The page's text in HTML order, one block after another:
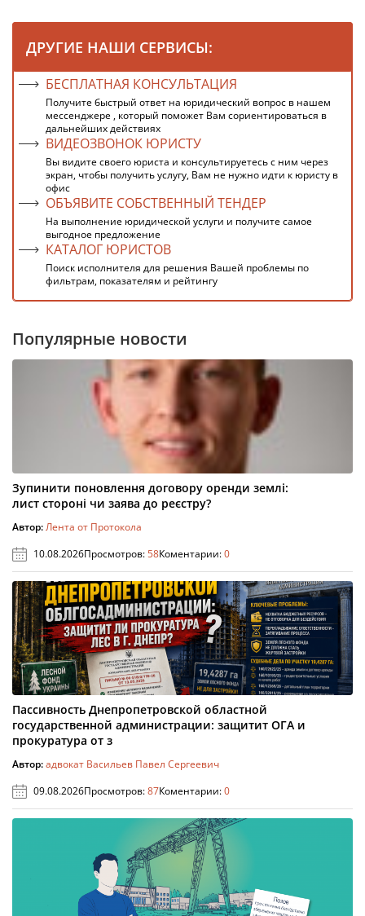
ДРУГИЕ НАШИ СЕРВИСЫ:
БЕСПЛАТНАЯ КОНСУЛЬТАЦИЯ
Получите быстрый ответ на юридический вопрос в нашем
мессенджере , который поможет Вам сориентироваться в
дальнейших действиях
ВИДЕОЗВОНОК ЮРИСТУ
Вы видите своего юриста и консультируетесь с ним через
экран, чтобы получить услугу, Вам не нужно идти к юристу в
офис
ОБЪЯВИТЕ СОБСТВЕННЫЙ ТЕНДЕР
На выполнение юридической услуги и получите самое
выгодное предложение
КАТАЛОГ ЮРИСТОВ
Поиск исполнителя для решения Вашей проблемы по
фильтрам, показателям и рейтингу
Популярные новости
Зупинити поновлення договору оренди землі:
лист стороні чи заява до реєстру?
Автор:Лента от Протокола
10.08.2026Просмотров:58Коментарии:0
Пассивность Днепропетровской областной
государственной администрации: защитит ОГА и
прокуратура от з
Автор:адвокат Васильев Павел Сергеевич
09.08.2026Просмотров:87Коментарии:0